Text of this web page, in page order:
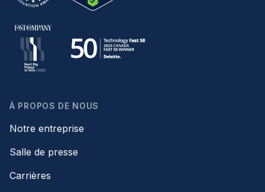
À PROPOS DE NOUS
Notre entreprise
Salle de presse
Carrières